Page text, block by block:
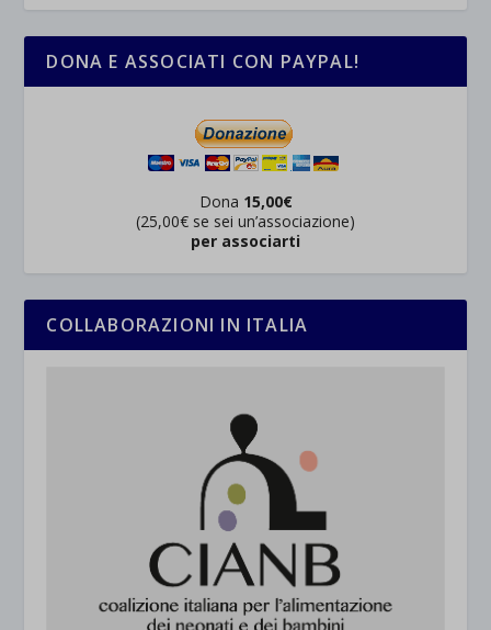
DONA E ASSOCIATI CON PAYPAL!
Dona 15,00€
(25,00€ se sei un’associazione)
per associarti
COLLABORAZIONI IN ITALIA